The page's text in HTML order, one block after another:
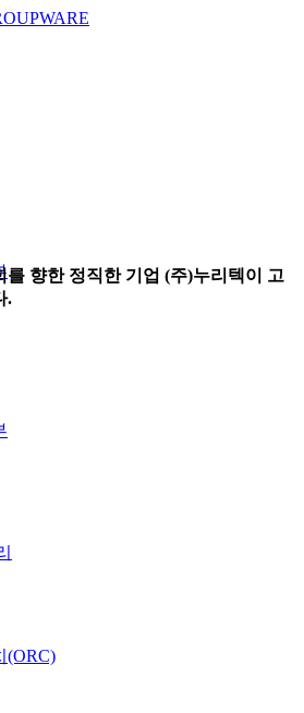
(ORC)
를 향한 정직한 기업 (주)누리텍이 고
.